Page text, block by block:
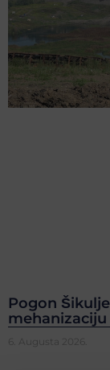
Pogon
6. Augusta 2026.